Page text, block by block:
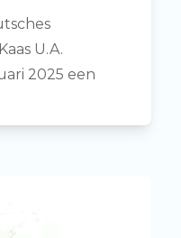
U.A.
2025 een